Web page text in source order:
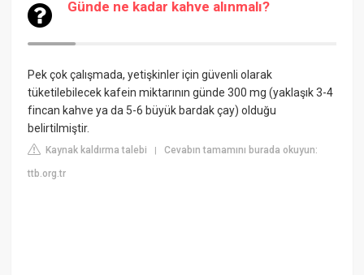
Günde ne kadar kahve alınmalı?
Pek çok çalışmada, yetişkinler için güvenli olarak
tüketilebilecek kafein miktarının günde 300 mg (yaklaşık 3-4
fincan kahve ya da 5-6 büyük bardak çay) olduğu
belirtilmiştir.
Kaynak kaldırma talebi |Cevabın tamamını burada okuyun:
ttb.org.tr